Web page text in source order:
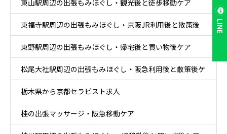
LINE
東山駅周辺の出張もみほぐし・観光後と徒歩移動ケア
東福寺駅周辺の出張もみほぐし・京阪JR利用後と散策後
ケア
東野駅周辺の出張もみほぐし・帰宅後と買い物後ケア
松尾大社駅周辺の出張もみほぐし・阪急利用後と散策後ケ
ア
栃木県から京都セラピスト求人
桂の出張マッサージ・阪急移動ケア